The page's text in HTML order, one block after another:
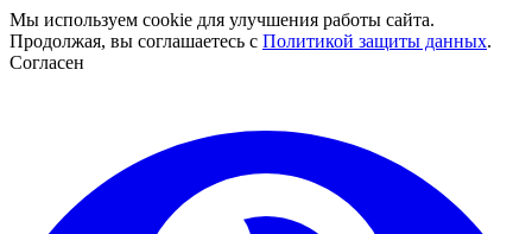
Мы используем cookie для улучшения работы сайта.
Продолжая, вы соглашаетесь с Политикой защиты данных.
Согласен